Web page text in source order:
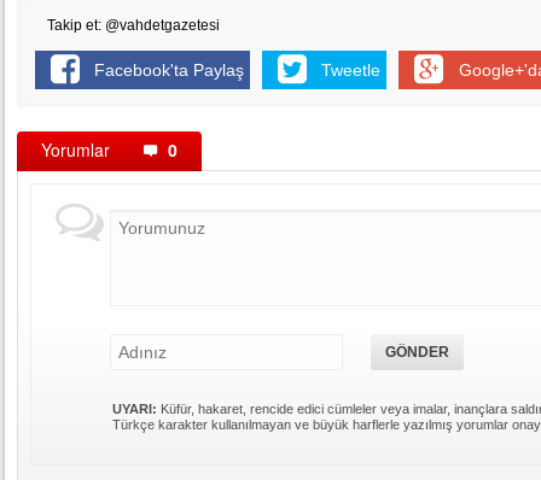
Takip et: @vahdetgazetesi
Facebook'ta Paylaş Tweetle
Yorumlar 0
UYARI: Küfür, hakaret, rencide edici cümleler veya imalar, inançlara
Türkçe karakter kullanılmayan ve büyük harflerle yazılmış yorumlar